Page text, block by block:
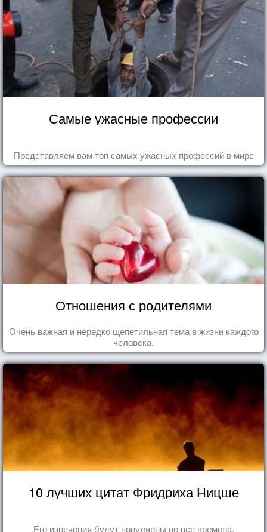
Самые ужасные профессии
Представляем вам топ самых ужасных профессий в мире
Отношения с родителями
Очень важная и нередко щепетильная тема в жизни каждого
человека.
10 лучших цитат Фридриха Ницше
Его изречения будут популярны во все времена.